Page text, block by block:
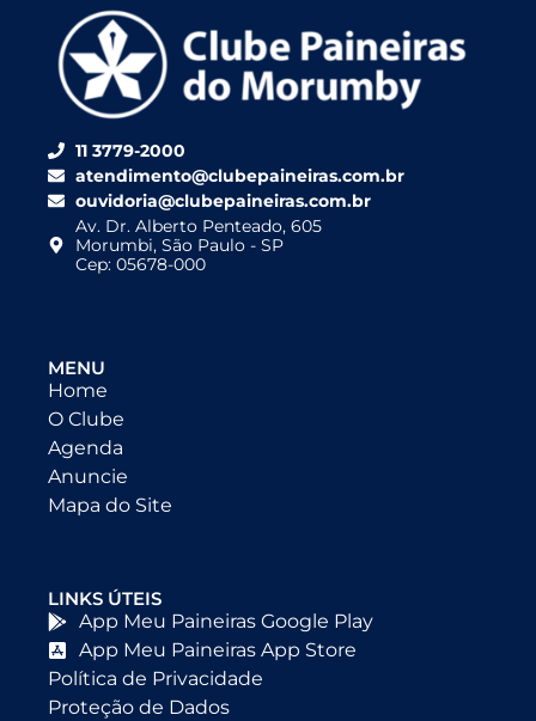
11 3779-2000
atendimento@clubepaineiras.com.br
ouvidoria@clubepaineiras.com.br
Av. Dr. Alberto Penteado, 605
Morumbi, São Paulo - SP
Cep: 05678-000
MENU
Home
O Clube
Agenda
Anuncie
Mapa do Site
LINKS ÚTEIS
App Meu Paineiras Google Play
App Meu Paineiras App Store
Política de Privacidade
Proteção de Dados